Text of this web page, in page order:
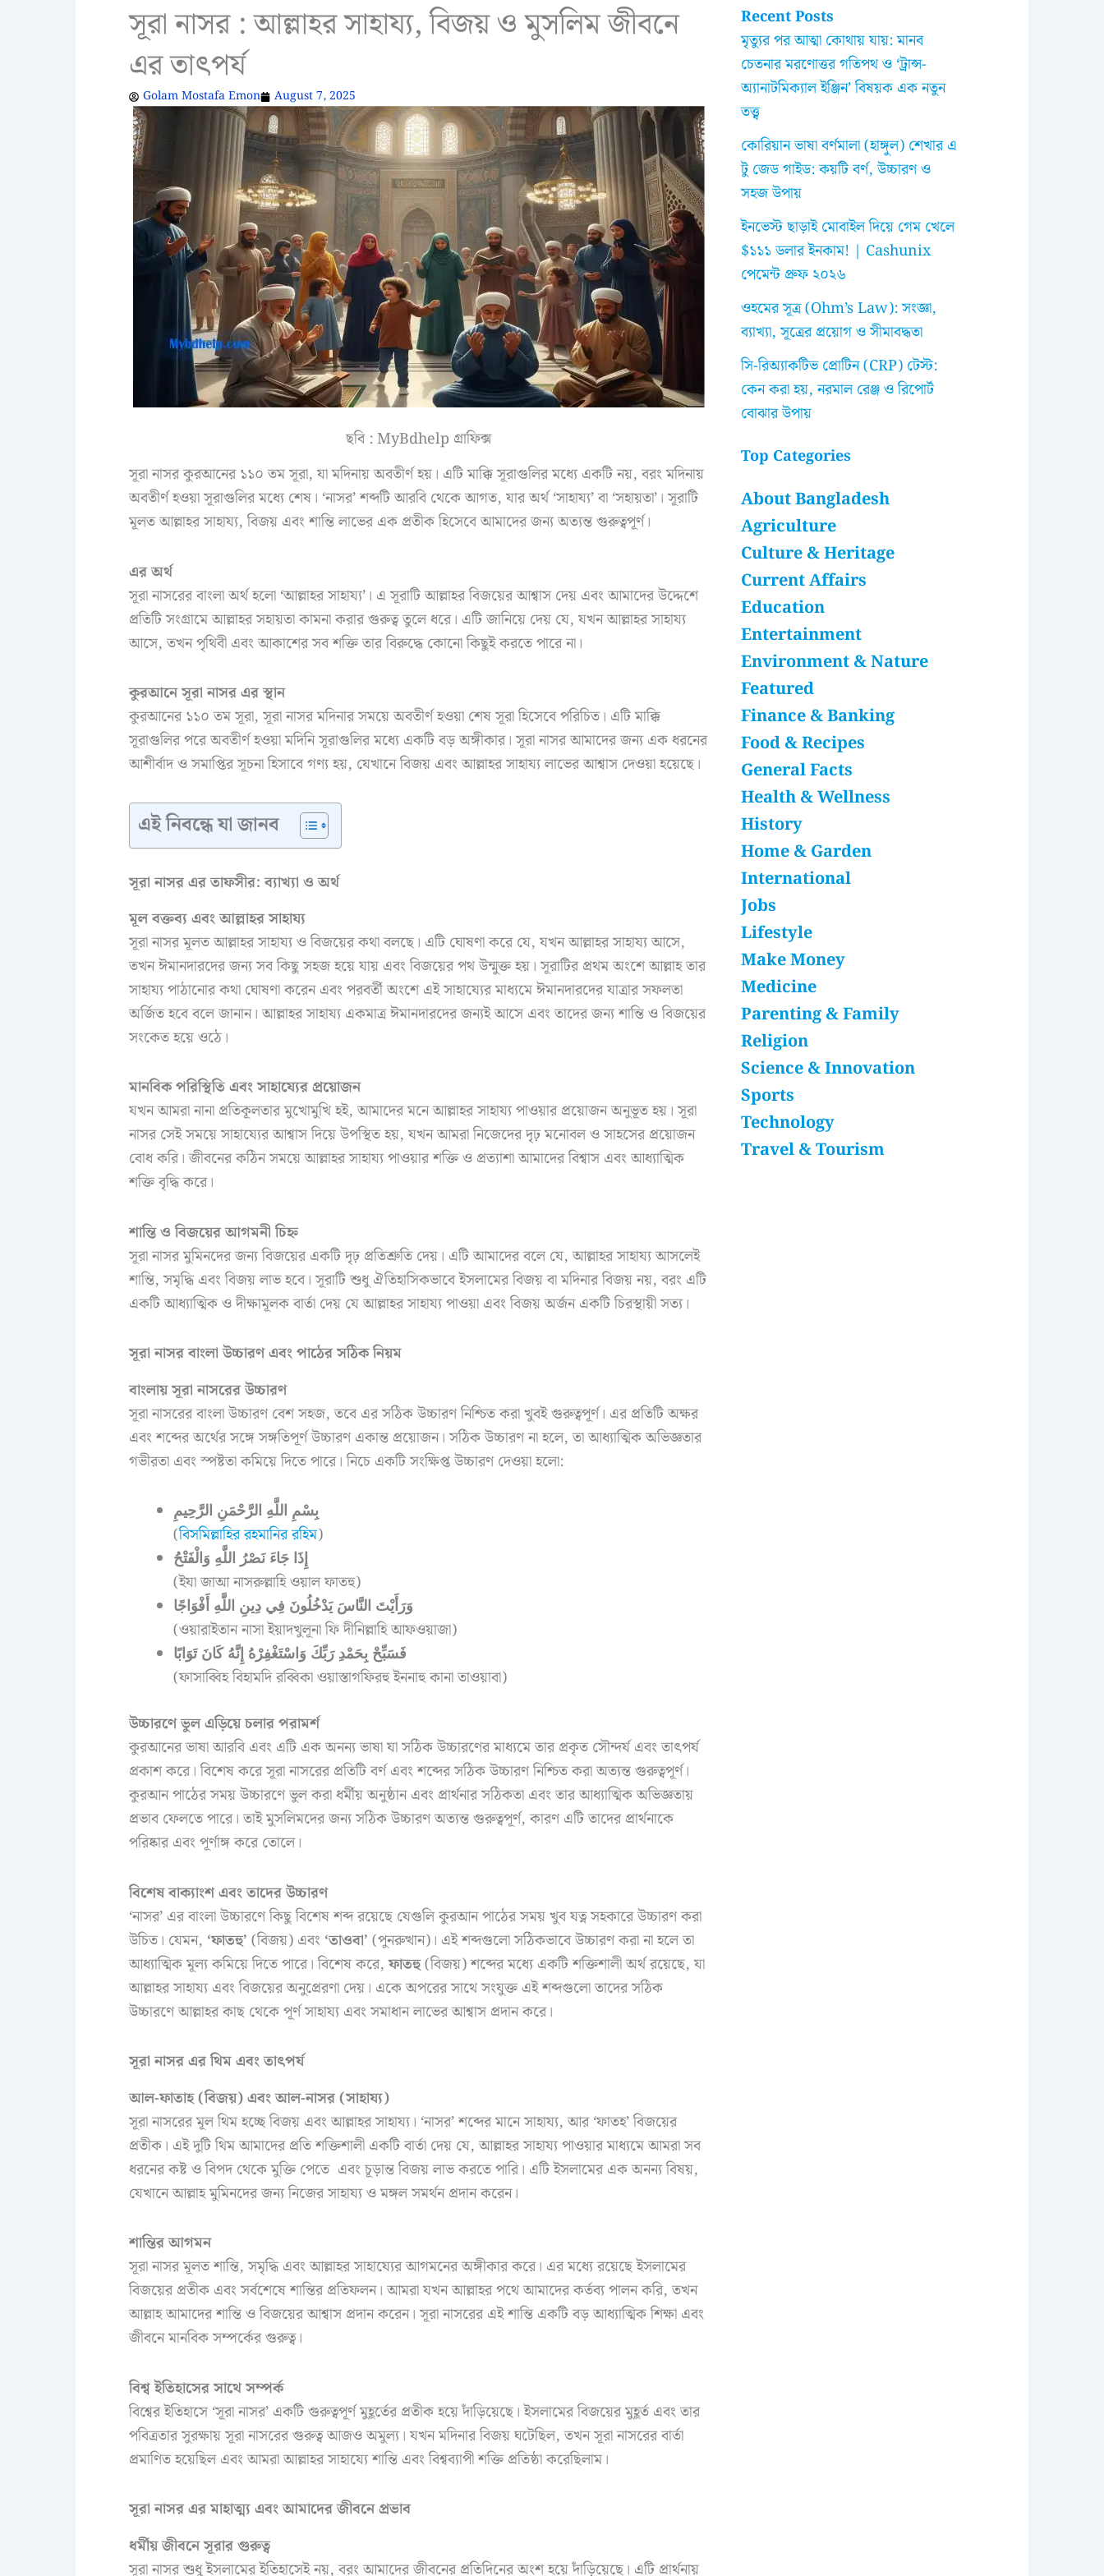
সূরা নাসর : আল্লাহর সাহায্য, বিজয় ও মুসলিম জীবনে
এর তাৎপর্য
Golam Mostafa Emon August 7, 2025
ছবি : MyBdhelp গ্রাফিক্স
সূরা নাসর কুরআনের ১১০ তম সূরা, যা মদিনায় অবতীর্ণ হয়। এটি মাক্কি সূরাগুলির মধ্যে একটি নয়, বরং মদিনায়
অবতীর্ণ হওয়া সূরাগুলির মধ্যে শেষ। ‘নাসর’ শব্দটি আরবি থেকে আগত, যার অর্থ ‘সাহায্য’ বা ‘সহায়তা’। সূরাটি
মূলত আল্লাহর সাহায্য, বিজয় এবং শান্তি লাভের এক প্রতীক হিসেবে আমাদের জন্য অত্যন্ত গুরুত্বপূর্ণ।
এর অর্থ
সূরা নাসরের বাংলা অর্থ হলো ‘আল্লাহর সাহায্য’। এ সূরাটি আল্লাহর বিজয়ের আশ্বাস দেয় এবং আমাদের উদ্দেশে
প্রতিটি সংগ্রামে আল্লাহর সহায়তা কামনা করার গুরুত্ব তুলে ধরে। এটি জানিয়ে দেয় যে, যখন আল্লাহর সাহায্য
আসে, তখন পৃথিবী এবং আকাশের সব শক্তি তার বিরুদ্ধে কোনো কিছুই করতে পারে না।
কুরআনেসূরা নাসর এর স্থান
কুরআনের ১১০ তম সূরা, সূরা নাসর মদিনার সময়ে অবতীর্ণ হওয়া শেষ সূরা হিসেবে পরিচিত। এটি মাক্কি
সূরাগুলির পরে অবতীর্ণ হওয়া মদিনি সূরাগুলির মধ্যে একটি বড় অঙ্গীকার। সূরা নাসর আমাদের জন্য এক ধরনের
আশীর্বাদ ও সমাপ্তির সূচনা হিসাবে গণ্য হয়, যেখানে বিজয় এবং আল্লাহর সাহায্য লাভের আশ্বাস দেওয়া হয়েছে।
এই নিবন্ধে যা জানব
সূরা নাসর এর তাফসীর: ব্যাখ্যা ও অর্থ
মূল বক্তব্য এবং আল্লাহর সাহায্য
সূরা নাসর মূলত আল্লাহর সাহায্য ও বিজয়ের কথা বলছে। এটি ঘোষণা করে যে, যখন আল্লাহর সাহায্য আসে,
তখন ঈমানদারদের জন্য সব কিছু সহজ হয়ে যায় এবং বিজয়ের পথ উন্মুক্ত হয়। সূরাটির প্রথম অংশে আল্লাহ তার
সাহায্য পাঠানোর কথা ঘোষণা করেন এবং পরবর্তী অংশে এই সাহায্যের মাধ্যমে ঈমানদারদের যাত্রার সফলতা
অর্জিত হবে বলে জানান। আল্লাহর সাহায্য একমাত্র ঈমানদারদের জন্যই আসে এবং তাদের জন্য শান্তি ও বিজয়ের
সংকেত হয়ে ওঠে।
মানবিক পরিস্থিতি এবং সাহায্যের প্রয়োজন
যখন আমরা নানা প্রতিকূলতার মুখোমুখি হই, আমাদের মনে আল্লাহর সাহায্য পাওয়ার প্রয়োজন অনুভূত হয়। সূরা
নাসর সেই সময়ে সাহায্যের আশ্বাস দিয়ে উপস্থিত হয়, যখন আমরা নিজেদের দৃঢ় মনোবল ও সাহসের প্রয়োজন
বোধ করি। জীবনের কঠিন সময়ে আল্লাহর সাহায্য পাওয়ার শক্তি ও প্রত্যাশা আমাদের বিশ্বাস এবং আধ্যাত্মিক
শক্তি বৃদ্ধি করে।
শান্তি ও বিজয়ের আগমনী চিহ্ন
সূরা নাসর মুমিনদের জন্য বিজয়ের একটি দৃঢ় প্রতিশ্রুতি দেয়। এটি আমাদের বলে যে, আল্লাহর সাহায্য আসলেই
শান্তি, সমৃদ্ধি এবং বিজয় লাভ হবে। সূরাটি শুধু ঐতিহাসিকভাবে ইসলামের বিজয় বা মদিনার বিজয় নয়, বরং এটি
একটি আধ্যাত্মিক ও দীক্ষামূলক বার্তা দেয় যে আল্লাহর সাহায্য পাওয়া এবং বিজয় অর্জন একটি চিরস্থায়ী সত্য।
সূরা নাসর বাংলা উচ্চারণ এবং পাঠের সঠিক নিয়ম
বাংলায় সূরা নাসরের উচ্চারণ
সূরা নাসরের বাংলা উচ্চারণ বেশ সহজ, তবে এর সঠিক উচ্চারণ নিশ্চিত করা খুবই গুরুত্বপূর্ণ। এর প্রতিটি অক্ষর
এবং শব্দের অর্থের সঙ্গে সঙ্গতিপূর্ণ উচ্চারণ একান্ত প্রয়োজন। সঠিক উচ্চারণ না হলে, তা আধ্যাত্মিক অভিজ্ঞতার
গভীরতা এবং স্পষ্টতা কমিয়ে দিতে পারে। নিচে একটি সংক্ষিপ্ত উচ্চারণ দেওয়া হলো:
بِسْمِ اللَّهِ الرَّحْمَنِ الرَّحِيمِ
(বিসমিল্লাহির রহমানির রহিম)
إِذَا جَاءَ نَصْرُ اللَّهِ وَالْفَتْحُ
(ইযা জাআ নাসরুল্লাহি ওয়াল ফাতহু)
وَرَأَيْتَ النَّاسَ يَدْخُلُونَ فِي دِينِ اللَّهِ أَفْوَاجًا
(ওয়ারাইতান নাসা ইয়াদখুলূনা ফি দীনিল্লাহি আফওয়াজা)
فَسَبِّحْ بِحَمْدِ رَبِّكَ وَاسْتَغْفِرْهُ إِنَّهُ كَانَ تَوَابًا
(ফাসাব্বিহ বিহামদি রব্বিকা ওয়াস্তাগফিরহু ইননাহু কানা তাওয়াবা)
উচ্চারণে ভুল এড়িয়ে চলার পরামর্শ
কুরআনের ভাষা আরবি এবং এটি এক অনন্য ভাষা যা সঠিক উচ্চারণের মাধ্যমে তার প্রকৃত সৌন্দর্য এবং তাৎপর্য
প্রকাশ করে। বিশেষ করে সূরা নাসরের প্রতিটি বর্ণ এবং শব্দের সঠিক উচ্চারণ নিশ্চিত করা অত্যন্ত গুরুত্বপূর্ণ।
কুরআন পাঠের সময় উচ্চারণে ভুল করা ধর্মীয় অনুষ্ঠান এবং প্রার্থনার সঠিকতা এবং তার আধ্যাত্মিক অভিজ্ঞতায়
প্রভাব ফেলতে পারে। তাই মুসলিমদের জন্য সঠিক উচ্চারণ অত্যন্ত গুরুত্বপূর্ণ, কারণ এটি তাদের প্রার্থনাকে
পরিষ্কার এবং পূর্ণাঙ্গ করে তোলে।
বিশেষ বাক্যাংশ এবং তাদের উচ্চারণ
‘নাসর’ এর বাংলা উচ্চারণে কিছু বিশেষ শব্দ রয়েছে যেগুলি কুরআন পাঠের সময় খুব যত্ন সহকারে উচ্চারণ করা
উচিত। যেমন, ‘ফাতহু’ (বিজয়) এবং ‘তাওবা’ (পুনরুত্থান)। এই শব্দগুলো সঠিকভাবে উচ্চারণ করা না হলে তা
আধ্যাত্মিক মূল্য কমিয়ে দিতে পারে। বিশেষ করে,ফাতহু(বিজয়) শব্দের মধ্যে একটি শক্তিশালী অর্থ রয়েছে, যা
আল্লাহর সাহায্য এবং বিজয়ের অনুপ্রেরণা দেয়। একে অপরের সাথে সংযুক্ত এই শব্দগুলো তাদের সঠিক
উচ্চারণে আল্লাহর কাছ থেকে পূর্ণ সাহায্য এবং সমাধান লাভের আশ্বাস প্রদান করে।
সূরা নাসর এর থিম এবং তাৎপর্য
আল-ফাতাহ (বিজয়) এবং আল-নাসর (সাহায্য)
সূরা নাসরের মূল থিম হচ্ছে বিজয় এবং আল্লাহর সাহায্য। ‘নাসর’ শব্দের মানে সাহায্য, আর ‘ফাতহ’ বিজয়ের
প্রতীক। এই দুটি থিম আমাদের প্রতি শক্তিশালী একটি বার্তা দেয় যে, আল্লাহর সাহায্য পাওয়ার মাধ্যমে আমরা সব
ধরনের কষ্ট ও বিপদ থেকে মুক্তি পেতে এবং চূড়ান্ত বিজয় লাভ করতে পারি। এটি ইসলামের এক অনন্য বিষয়,
যেখানে আল্লাহ মুমিনদের জন্য নিজের সাহায্য ও মঙ্গল সমর্থন প্রদান করেন।
শান্তির আগমন
সূরা নাসর মূলত শান্তি, সমৃদ্ধি এবং আল্লাহর সাহায্যের আগমনের অঙ্গীকার করে। এর মধ্যে রয়েছে ইসলামের
বিজয়ের প্রতীক এবং সর্বশেষে শান্তির প্রতিফলন। আমরা যখন আল্লাহর পথে আমাদের কর্তব্য পালন করি, তখন
আল্লাহ আমাদের শান্তি ও বিজয়ের আশ্বাস প্রদান করেন। সূরা নাসরের এই শান্তি একটি বড় আধ্যাত্মিক শিক্ষা এবং
জীবনে মানবিক সম্পর্কের গুরুত্ব।
বিশ্ব ইতিহাসের সাথে সম্পর্ক
বিশ্বের ইতিহাসে ‘সূরা নাসর’ একটি গুরুত্বপূর্ণ মুহূর্তের প্রতীক হয়ে দাঁড়িয়েছে। ইসলামের বিজয়ের মুহূর্ত এবং তার
পবিত্রতার সুরক্ষায় সূরা নাসরের গুরুত্ব আজও অমুল্য। যখন মদিনার বিজয় ঘটেছিল, তখন সূরা নাসরের বার্তা
প্রমাণিত হয়েছিল এবং আমরা আল্লাহর সাহায্যে শান্তি এবং বিশ্বব্যাপী শক্তি প্রতিষ্ঠা করেছিলাম।
সূরা নাসর এর মাহাত্ম্য এবং আমাদের জীবনে প্রভাব
ধর্মীয় জীবনে সূরার গুরুত্ব
সূরা নাসর শুধু ইসলামের ইতিহাসেই নয়, বরং আমাদের জীবনের প্রতিদিনের অংশ হয়ে দাঁড়িয়েছে। এটি প্রার্থনায়
Recent Posts
মৃত্যুর পর আত্মা কোথায় যায়: মানব
চেতনার মরণোত্তর গতিপথ ও ‘ট্রান্স-
অ্যানাটমিক্যাল ইঞ্জিন’ বিষয়ক এক নতুন
তত্ত্ব
কোরিয়ান ভাষা বর্ণমালা (হাঙ্গুল) শেখার এ
টু জেড গাইড: কয়টি বর্ণ, উচ্চারণ ও
সহজ উপায়
ইনভেস্ট ছাড়াই মোবাইল দিয়ে গেম খেলে
$১১১ ডলার ইনকাম! | Cashunix
পেমেন্ট প্রুফ ২০২৬
ওহমের সূত্র (Ohm’s Law): সংজ্ঞা,
ব্যাখ্যা, সূত্রের প্রয়োগ ও সীমাবদ্ধতা
সি-রিঅ্যাকটিভ প্রোটিন (CRP) টেস্ট:
কেন করা হয়, নরমাল রেঞ্জ ও রিপোর্ট
বোঝার উপায়
Top Categories
About Bangladesh
Agriculture
Culture & Heritage
Current Affairs
Education
Entertainment
Environment & Nature
Featured
Finance & Banking
Food & Recipes
General Facts
Health & Wellness
History
Home & Garden
International
Jobs
Lifestyle
Make Money
Medicine
Parenting & Family
Religion
Science & Innovation
Sports
Technology
Travel & Tourism